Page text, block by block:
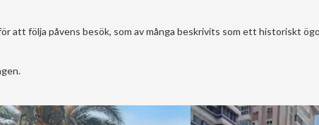
att följa påvens besök, som av många beskrivits som ett historiskt